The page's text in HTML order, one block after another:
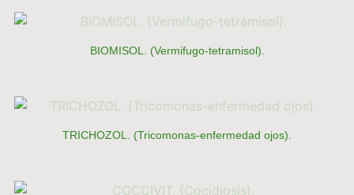
BIOMISOL. (Vermifugo-tetramisol).
TRICHOZOL. (Tricomonas-enfermedad ojos).